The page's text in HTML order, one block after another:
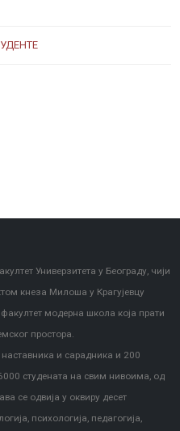
Универзитета у Београду, чији
кнеза Милоша у Крагујевцу
модерна школа која прати
простора.
и сарадника и 200
студената на свим нивоима, од
се одвија у оквиру десет
психологија, педагогија,